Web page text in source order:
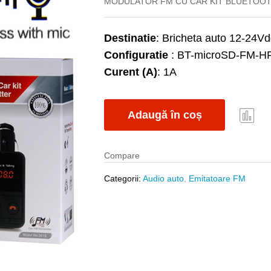
Destinatie: Bricheta auto 12-
Configuratie : BT-microSD-FM-
Curent (A): 1A
Adaugă în coș
Compare
Categorii:Audio auto Emitatoare FM